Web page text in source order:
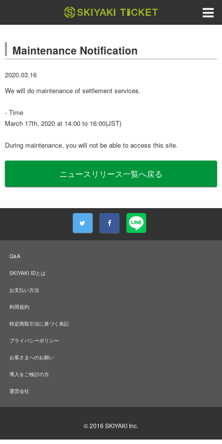
Maintenance Notification
2020.03.16
We will do maintenance of settlement services.
- Time
March 17th, 2020 at 14:00 to 16:00(JST)
During maintenance, you will not be able to access this site.
ニュースリリース一覧へ戻る
Q&A
SKIYAKI IDとは
お支払い方法
利用規約
特定商取引法に基づく表記
プライバシーポリシー
お客さまへのお願い
導入をご検討の方
運営会社
© 2016 SKIYAKI Inc.